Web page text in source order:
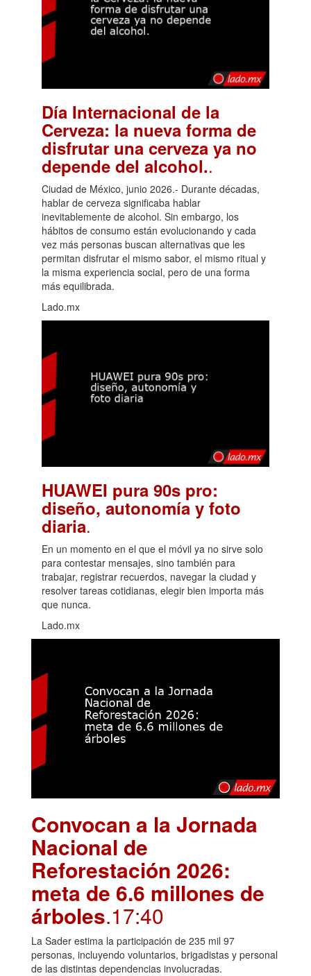
Día Internacional de la
Cerveza: la nueva forma de
disfrutar una cerveza ya no
depende del alcohol..
Ciudad de México, junio 2026.- Durante décadas,
hablar de cerveza significaba hablar
inevitablemente de alcohol. Sin embargo, los
hábitos de consumo están evolucionando y cada
vez más personas buscan alternativas que les
permitan disfrutar el mismo sabor, el mismo ritual y
la misma experiencia social, pero de una forma
más equilibrada.
Lado.mx
HUAWEI pura 90s pro:
diseño, autonomía y foto
diaria.
En un momento en el que el móvil ya no sirve solo
para contestar mensajes, sino también para
trabajar, registrar recuerdos, navegar la ciudad y
resolver tareas cotidianas, elegir bien importa más
que nunca.
Lado.mx
Convocan a la Jornada
Nacional de
Reforestación 2026:
meta de 6.6 millones de
árboles.17:40
La Sader estima la participación de 235 mil 97
personas, incluyendo voluntarios, brigadistas y personal
de las distintas dependencias involucradas.